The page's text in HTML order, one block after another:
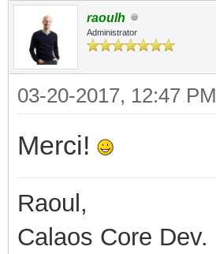
raoulh
Administrator
03-20-2017, 12:47 PM
Merci!
Raoul,
Calaos Core Dev.